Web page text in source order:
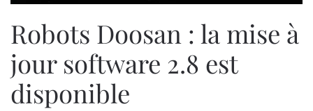
Robots Doosan : la mise à
jour software 2.8 est
disponible